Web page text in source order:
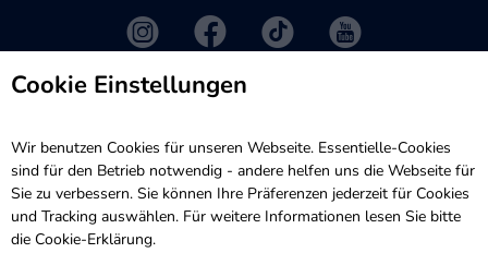
Satzung
Intern
Service
Presse
Kontakt
Sponsoren
Cookie Einstellungen
Wir benutzen Cookies für unseren Webseite. Essentielle-Cookies
sind für den Betrieb notwendig - andere helfen uns die Webseite für
Sie zu verbessern. Sie können Ihre Präferenzen jederzeit für Cookies
und Tracking auswählen. Für weitere Informationen lesen Sie bitte
die Cookie-Erklärung.